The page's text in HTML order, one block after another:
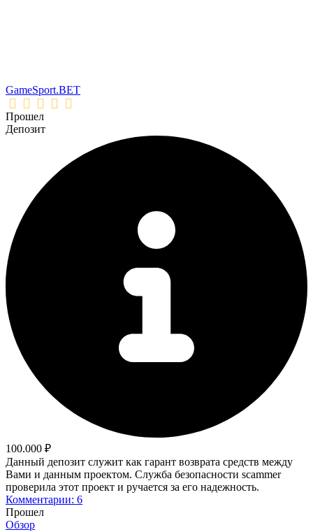
GameSport.BET
Прошел
Депозит
100.000 ₽
Данный депозит служит как гарант возврата средств между
Вами и данным проектом. Служба безопасности scammer
проверила этот проект и ручается за его надежность.
Комментарии: 6
Прошел
Обзор